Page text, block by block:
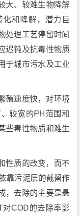
大、较难生物降解
和降解，潜力巨
处理工艺停留时间
迟钝及抗毒性物质
于城市污水及工业
殖速度快，对环境
较宽的PH范围和
些毒性物质和难生
性质的改变，而不
靠污泥层的截留作
，去除的主要是悬
COD的去除率影